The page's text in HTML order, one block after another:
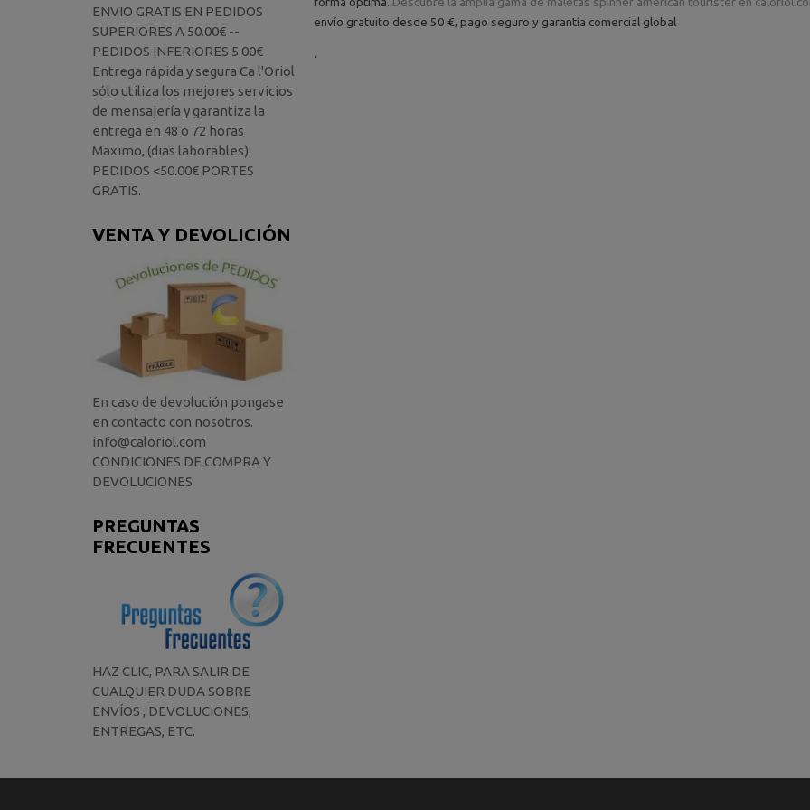
ENVIO GRATIS EN PEDIDOS
SUPERIORES A 50.00€ --
PEDIDOS INFERIORES 5.00€
Entrega rápida y segura Ca l'Oriol
sólo utiliza los mejores servicios
de mensajería y garantiza la
entrega en 48 o 72 horas
Maximo, (dias laborables).
PEDIDOS <50.00€ PORTES
GRATIS.
VENTA Y DEVOLICIÓN
En caso de devolución pongase
en contacto con nosotros.
info@caloriol.com
CONDICIONES DE COMPRA Y
DEVOLUCIONES
PREGUNTAS
FRECUENTES
HAZ CLIC, PARA SALIR DE
CUALQUIER DUDA SOBRE
ENVÍOS , DEVOLUCIONES,
ENTREGAS, ETC.
envío gratuito desde 50 €, pago seguro y garantía comercial global
.